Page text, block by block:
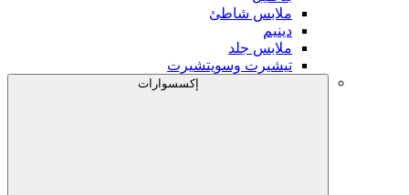
ملابس شاطئ
دينيم
ملابس جلد
تيشيرت وسويتشيرت
إكسسوارات